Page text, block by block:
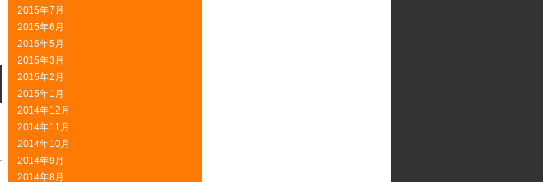
2015年7月
2015年6月
2015年5月
2015年3月
2015年2月
2015年1月
2014年12月
2014年11月
2014年10月
2014年9月
2014年8月